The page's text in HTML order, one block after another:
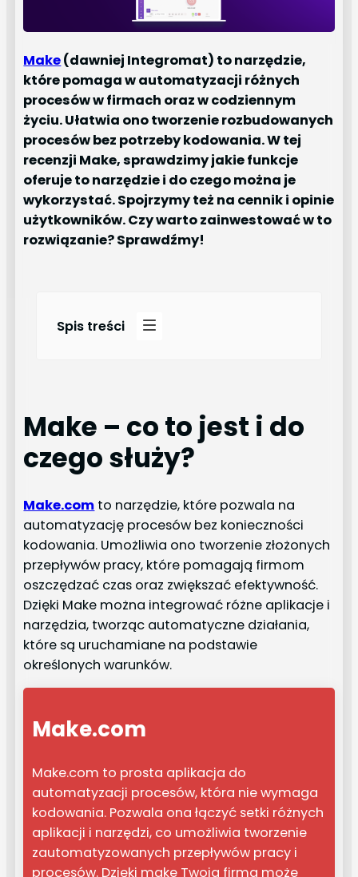
Make(dawniej Integromat) to narzędzie,
które pomaga w automatyzacji różnych
procesów w firmach oraz w codziennym
życiu. Ułatwia ono tworzenie rozbudowanych
procesów bez potrzeby kodowania. W tej
recenzji Make, sprawdzimy jakie funkcje
oferuje to narzędzie i do czego można je
wykorzystać. Spojrzymy też na cennik i opinie
użytkowników. Czy warto zainwestować w to
rozwiązanie? Sprawdźmy!
Spis treści
Make – co to jest i do
czego służy?
Make.com to narzędzie, które pozwala na
automatyzację procesów bez konieczności
kodowania. Umożliwia ono tworzenie złożonych
przepływów pracy, które pomagają firmom
oszczędzać czas oraz zwiększać efektywność.
Dzięki Make można integrować różne aplikacje i
narzędzia, tworząc automatyczne działania,
które są uruchamiane na podstawie
określonych warunków.
Make.com
Make.com to prosta aplikacja do
automatyzacji procesów, która nie wymaga
kodowania. Pozwala ona łączyć setki różnych
aplikacji i narzędzi, co umożliwia tworzenie
zautomatyzowanych przepływów pracy i
procesów. Dzięki make Twoja firma może